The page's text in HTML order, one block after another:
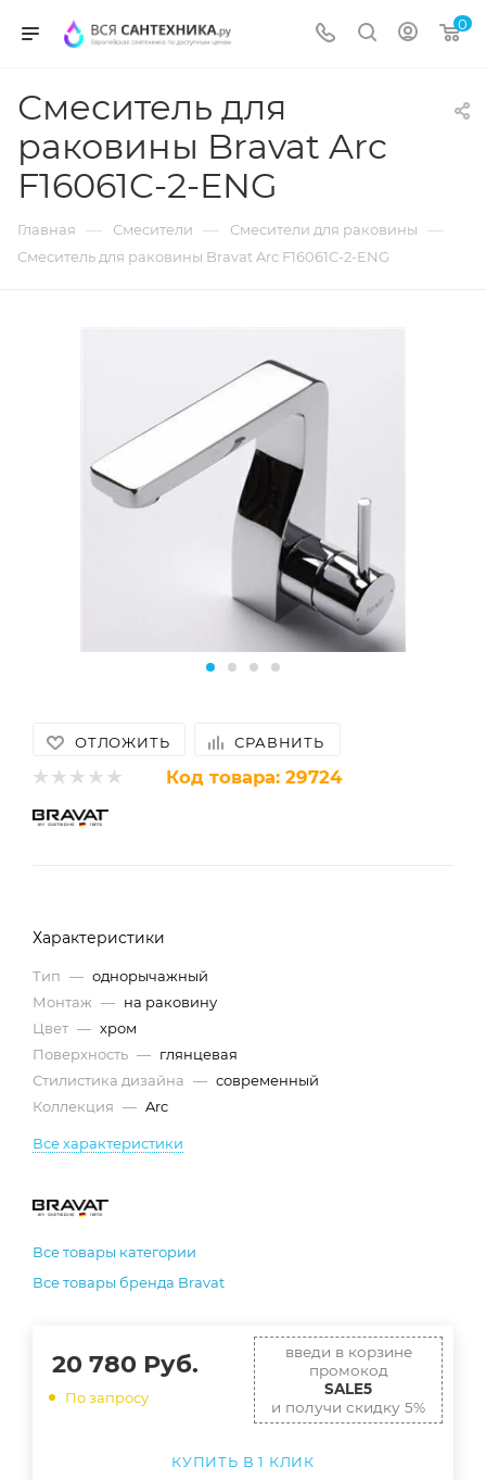
0
Смеситель для
раковины Bravat Arc
F16061C-2-ENG
Главная — Смесители — Смесители для раковины —
Смеситель для раковины Bravat Arc F16061C-2-ENG
ОТЛОЖИТЬ СРАВНИТЬ
Код товара: 29724
Характеристики
Тип — однорычажный
Монтаж — на раковину
Цвет — хром
Поверхность — глянцевая
Стилистика дизайна — современный
Коллекция — Arc
Все характеристики
Все товары категории
Все товары бренда Bravat
20 780 Руб.
По запросу
введи в корзине
промокод
SALE5
и получи скидку 5%
КУПИТЬ В 1 КЛИК